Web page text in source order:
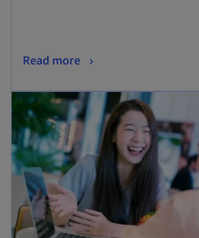
Read more
い
タ
ブ
で
開